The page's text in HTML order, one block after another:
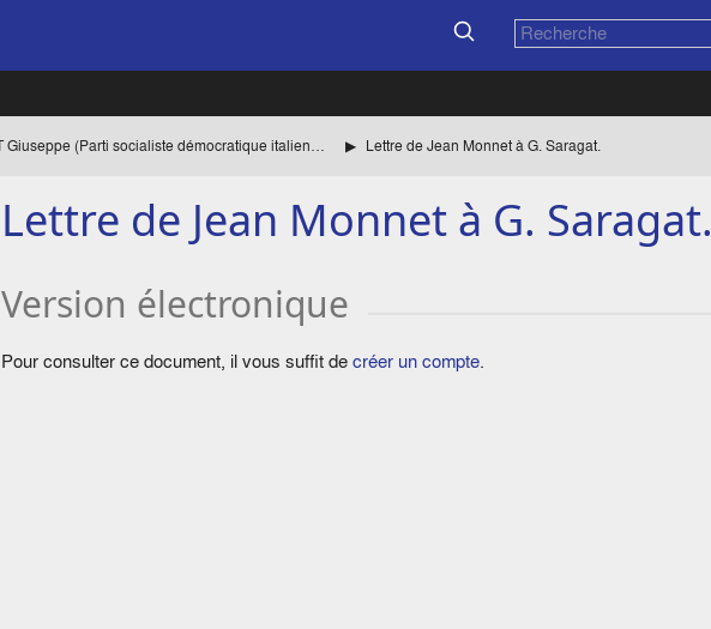
SARAGAT Giuseppe (Parti socialiste démocratique italien, PSDI) Liste des èces Lettre de Jean Monnet à G. Saragat.
Lettre de Jean Monnet à G. Saragat.
Version électronique
Pour consulter ce document, il vous suffit decréer un compte.